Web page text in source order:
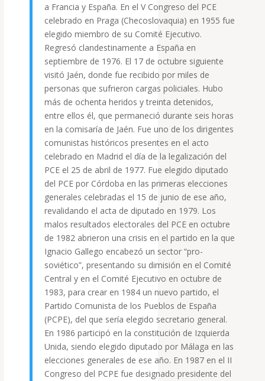
a Francia y España. En el V Congreso del PCE
celebrado en Praga (Checoslovaquia) en 1955 fue
elegido miembro de su Comité Ejecutivo.
Regresó clandestinamente a España en
septiembre de 1976. El 17 de octubre siguiente
visitó Jaén, donde fue recibido por miles de
personas que sufrieron cargas policiales. Hubo
más de ochenta heridos y treinta detenidos,
entre ellos él, que permaneció durante seis horas
en la comisaría de Jaén. Fue uno de los dirigentes
comunistas históricos presentes en el acto
celebrado en Madrid el día de la legalización del
PCE el 25 de abril de 1977. Fue elegido diputado
del PCE por Córdoba en las primeras elecciones
generales celebradas el 15 de junio de ese año,
revalidando el acta de diputado en 1979. Los
malos resultados electorales del PCE en octubre
de 1982 abrieron una crisis en el partido en la que
Ignacio Gallego encabezó un sector “pro-
soviético”, presentando su dimisión en el Comité
Central y en el Comité Ejecutivo en octubre de
1983, para crear en 1984 un nuevo partido, el
Partido Comunista de los Pueblos de España
(PCPE), del que sería elegido secretario general.
En 1986 participó en la constitución de Izquierda
Unida, siendo elegido diputado por Málaga en las
elecciones generales de ese año. En 1987 en el II
Congreso del PCPE fue designado presidente del